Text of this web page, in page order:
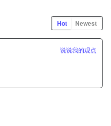
Hot Newest
说说我的观点